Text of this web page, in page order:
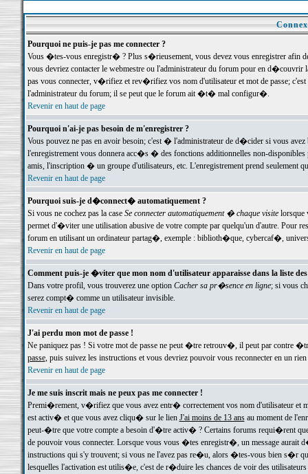
Pourquoi ne puis-je pas me connecter ?
Vous �tes-vous enregistr� ? Plus s�rieusement, vous devez vous enregistrer
vous devriez contacter le webmestre ou l'administrateur du forum pour en
pas vous connecter, v�rifiez et rev�rifiez vos nom d'utilisateur et mot de passe;
l'administrateur du forum; il se peut que le forum ait �t� mal configur�.
Revenir en haut de page
Pourquoi n'ai-je pas besoin de m'enregistrer ?
Vous pouvez ne pas en avoir besoin; c'est � l'administrateur de d�cider si vous
l'enregistrement vous donnera acc�s � des fonctions additionnelles non-
amis, l'inscription � un groupe d'utilisateurs, etc. L'enregistrement prend seulement
Revenir en haut de page
Pourquoi suis-je d�connect� automatiquement ?
Si vous ne cochez pas la case Se connecter automatiquement � chaque visitelorsque
permet d'�viter une utilisation abusive de votre compte par quelqu'un d'autre. Pour
forum en utilisant un ordinateur partag�, exemple : biblioth�que, cybercaf�,
Revenir en haut de page
Comment puis-je �viter que mon nom d'utilisateur apparaisse dans la liste
Dans votre profil, vous trouverez une option Cacher sa pr�sence en ligne; si vous
serez compt� comme un utilisateur invisible.
Revenir en haut de page
J'ai perdu mon mot de passe !
Ne paniquez pas ! Si votre mot de passe ne peut �tre retrouv�, il peut par contre
passe, puis suivez les instructions et vous devriez pouvoir vous reconnecter en un rien
Revenir en haut de page
Je me suis inscrit mais ne peux pas me connecter !
Premi�rement, v�rifiez que vous avez entr� correctement vos nom d'utilisateur
est activ� et que vous avez cliqu� sur le lien J'ai moins de 13 ansau moment de
peut-�tre que votre compte a besoin d'�tre activ� ? Certains forums requi�rent
de pouvoir vous connecter. Lorsque vous vous �tes enregistr�, un message aurait
instructions qui s'y trouvent; si vous ne l'avez pas re�u, alors �tes-vous bien s�r
lesquelles l'activation est utilis�e, c'est de r�duire les chances de voir des